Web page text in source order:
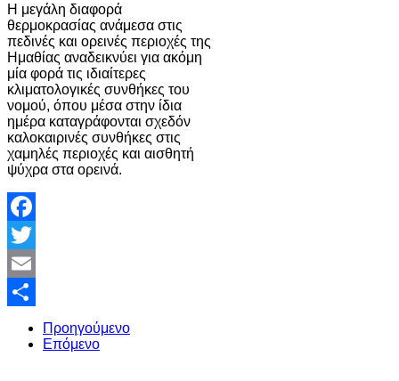
Η μεγάλη διαφορά
θερμοκρασίας ανάμεσα στις
πεδινές και ορεινές περιοχές της
Ημαθίας αναδεικνύει για ακόμη
μία φορά τις ιδιαίτερες
κλιματολογικές συνθήκες του
νομού, όπου μέσα στην ίδια
ημέρα καταγράφονται σχεδόν
καλοκαιρινές συνθήκες στις
χαμηλές περιοχές και αισθητή
ψύχρα στα ορεινά.
Facebook
Twitter
Email
Share
Προηγούμενο
Επόμενο